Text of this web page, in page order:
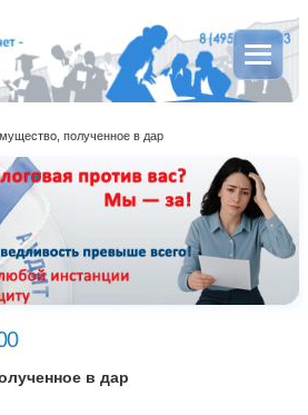
полученное в дар
в дар